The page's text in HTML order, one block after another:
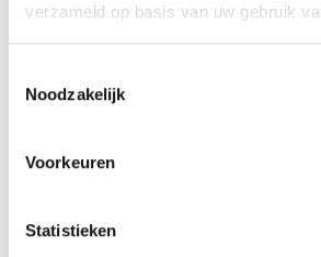
verzameld op basis van uw gebruik
Noodzakelijk
Voorkeuren
Statistieken
Toevoegen
verlanglijst